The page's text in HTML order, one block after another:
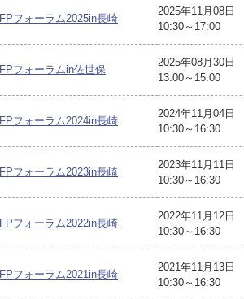
FPフォーラム2025in長崎
2025年11月08日
10:30～17:00
FPフォーラムin佐世保
2025年08月30日
13:00～15:00
FPフォーラム2024in長崎
2024年11月04日
10:30～16:30
FPフォーラム2023in長崎
2023年11月11日
10:30～16:30
FPフォーラム2022in長崎
2022年11月12日
10:30～16:30
FPフォーラム2021in長崎
2021年11月13日
10:30～16:30